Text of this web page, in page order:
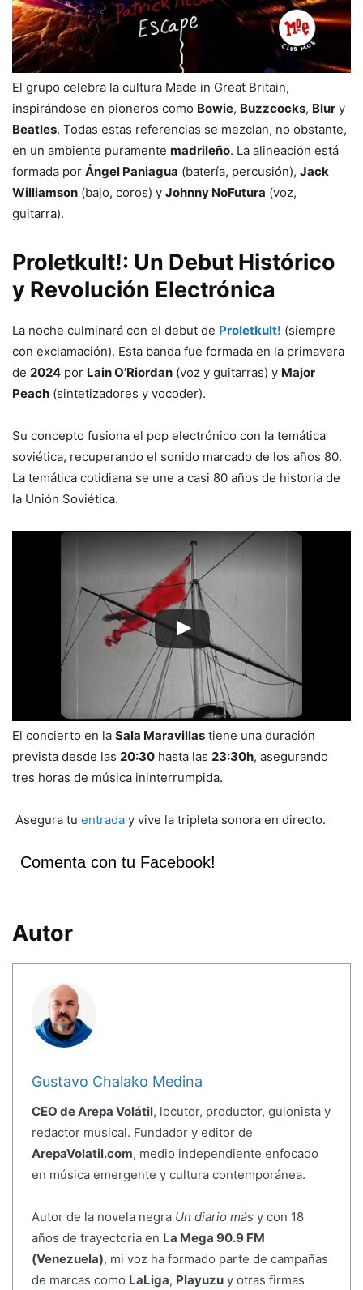
El grupo celebra la cultura Made in Great Britain,
inspirándose en pioneros como Bowie, Buzzcocks, Blur y
Beatles. Todas estas referencias se mezclan, no obstante,
en un ambiente puramente madrileño. La alineación está
formada por Ángel Paniagua (batería, percusión), Jack
Williamson (bajo, coros) y Johnny NoFutura (voz,
guitarra).
Proletkult!: Un Debut Histórico
y Revolución Electrónica
La noche culminará con el debut de Proletkult! (siempre
con exclamación). Esta banda fue formada en la primavera
de 2024 por Lain O’Riordan (voz y guitarras) y Major
Peach (sintetizadores y vocoder).
Su concepto fusiona el pop electrónico con la temática
soviética, recuperando el sonido marcado de los años 80.
La temática cotidiana se une a casi 80 años de historia de
la Unión Soviética.
El concierto en la Sala Maravillas tiene una duración
prevista desde las 20:30 hasta las 23:30h, asegurando
tres horas de música ininterrumpida.
Asegura tu entrada y vive la tripleta sonora en directo.
Comenta con tu Facebook!
Autor
Gustavo Chalako Medina
CEO de Arepa Volátil, locutor, productor, guionista y
redactor musical. Fundador y editor de
ArepaVolatil.com, medio independiente enfocado
en música emergente y cultura contemporánea.
Autor de la novela negra Un diario más y con 18
años de trayectoria en La Mega 90.9 FM
(Venezuela), mi voz ha formado parte de campañas
de marcas como LaLiga, Playuzuy otras firmas